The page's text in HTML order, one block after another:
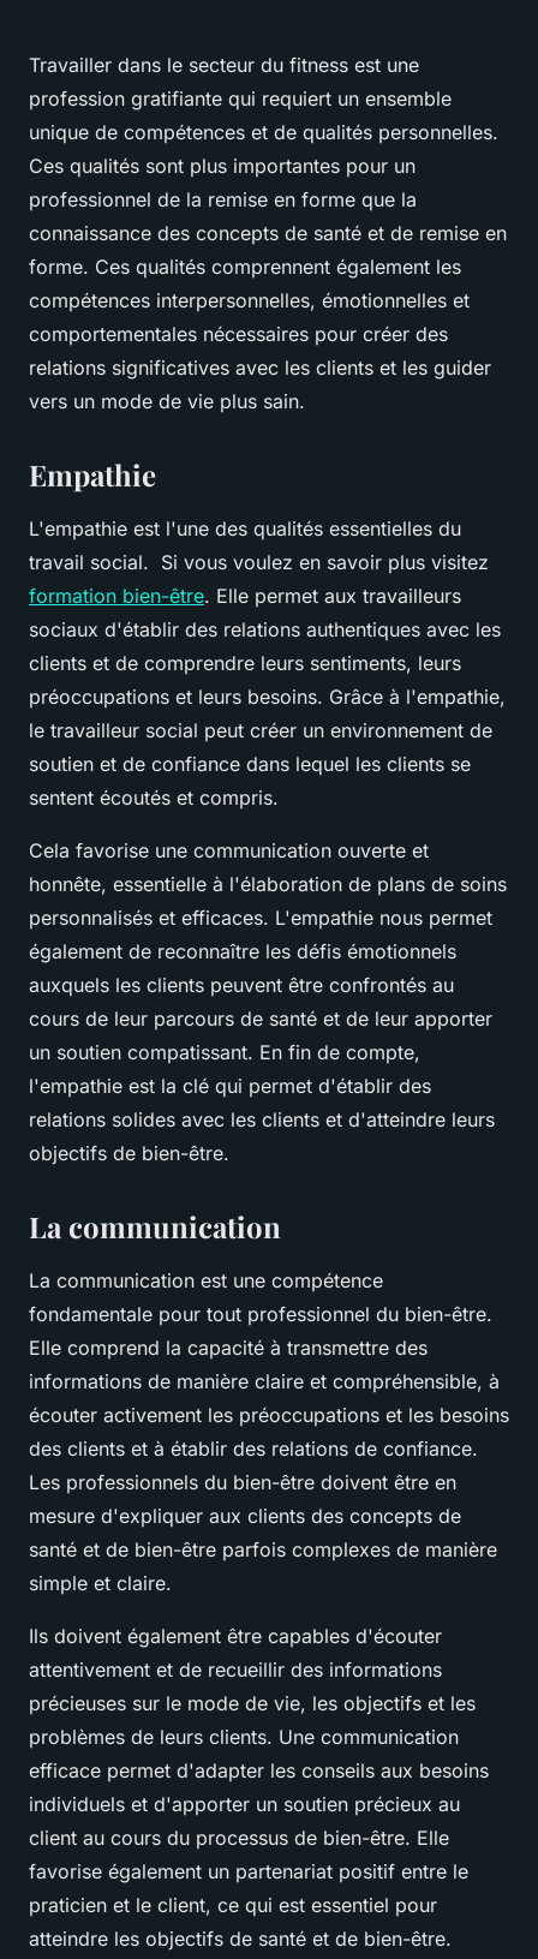
Travailler dans le secteur du fitness est une
profession gratifiante qui requiert un ensemble
unique de compétences et de qualités personnelles.
Ces qualités sont plus importantes pour un
professionnel de la remise en forme que la
connaissance des concepts de santé et de remise en
forme. Ces qualités comprennent également les
compétences interpersonnelles, émotionnelles et
comportementales nécessaires pour créer des
relations significatives avec les clients et les guider
vers un mode de vie plus sain.
Empathie
L'empathie est l'une des qualités essentielles du
travail social. Si vous voulez en savoir plus visitez
formation bien-être. Elle permet aux travailleurs
sociaux d'établir des relations authentiques avec les
clients et de comprendre leurs sentiments, leurs
préoccupations et leurs besoins. Grâce à l'empathie,
le travailleur social peut créer un environnement de
soutien et de confiance dans lequel les clients se
sentent écoutés et compris.
Cela favorise une communication ouverte et
honnête, essentielle à l'élaboration de plans de soins
personnalisés et efficaces. L'empathie nous permet
également de reconnaître les défis émotionnels
auxquels les clients peuvent être confrontés au
cours de leur parcours de santé et de leur apporter
un soutien compatissant. En fin de compte,
l'empathie est la clé qui permet d'établir des
relations solides avec les clients et d'atteindre leurs
objectifs de bien-être.
La communication
La communication est une compétence
fondamentale pour tout professionnel du bien-être.
Elle comprend la capacité à transmettre des
informations de manière claire et compréhensible, à
écouter activement les préoccupations et les besoins
des clients et à établir des relations de confiance.
Les professionnels du bien-être doivent être en
mesure d'expliquer aux clients des concepts de
santé et de bien-être parfois complexes de manière
simple et claire.
Ils doivent également être capables d'écouter
attentivement et de recueillir des informations
précieuses sur le mode de vie, les objectifs et les
problèmes de leurs clients. Une communication
efficace permet d'adapter les conseils aux besoins
individuels et d'apporter un soutien précieux au
client au cours du processus de bien-être. Elle
favorise également un partenariat positif entre le
praticien et le client, ce qui est essentiel pour
atteindre les objectifs de santé et de bien-être.